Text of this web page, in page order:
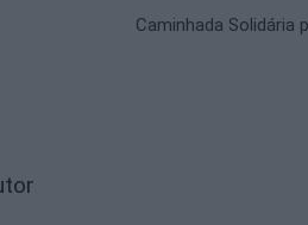
Caminhada Solidária